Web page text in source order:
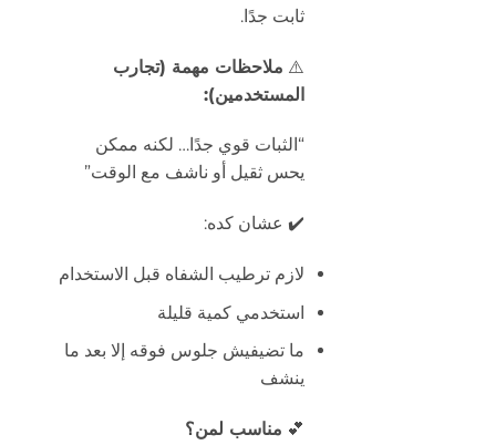
ثابت جدًا.
⚠️ ملاحظات مهمة (تجارب
المستخدمين):
“الثبات قوي جدًا… لكنه ممكن
يحس ثقيل أو ناشف مع الوقت”
✔️ عشان كده:
لازم ترطيب الشفاه قبل الاستخدام
استخدمي كمية قليلة
ما تضيفيش جلوس فوقه إلا بعد ما
ينشف
💕 مناسب لمن؟